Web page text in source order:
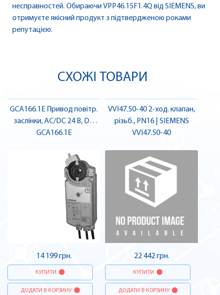
несправностей. Обираючи VPP46.15F1.4Q від SIEMENS, ви
отримуєте якісний продукт з підтвердженою роками
репутацією.
СХОЖІ ТОВАРИ
GCA166.1E Привод повітр.
заслінки, AC/DC 24 В, DC
0..10 В, 18 Нм, пруж.,
SIEMENS
GCA166.1E
14 199 грн.
КУПИТИ
ДОДАТИ В КОРЗИНУ
VVI47.50-40 2-ход. клапан,
різьб., PN16 | SIEMENS
VVI47.50-40
22 442 грн.
КУПИТИ
ДОДАТИ В КОРЗИНУ